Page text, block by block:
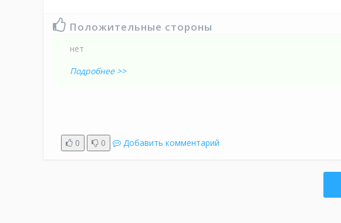
Положительные стороны
нет
Подробнее >>
0
0 Добавить комментарий